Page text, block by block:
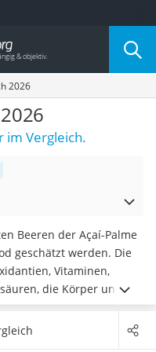
2026
im Vergleich.
Beeren der Açaí-Palme
geschätzt werden. Die
Vitaminen,
die Körper und
können. In
leicht in die Ernährung